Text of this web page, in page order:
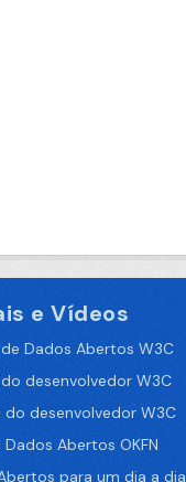
e Vídeos
Dados Abertos W3C
desenvolvedor W3C
do desenvolvedor W3C
Dados Abertos OKFN
para um dia a dia